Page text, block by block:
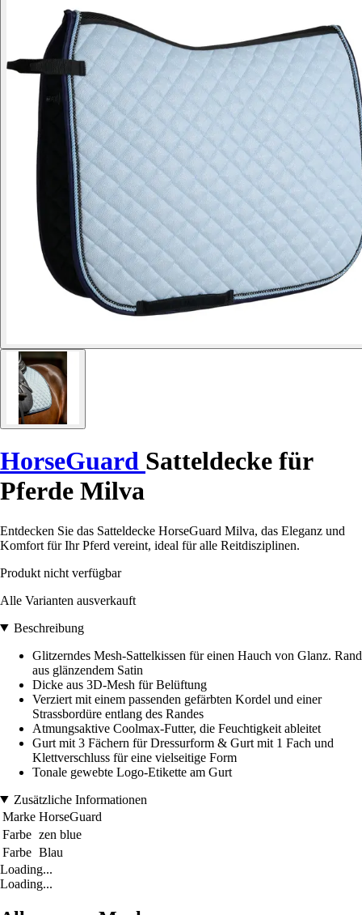
HorseGuard Satteldecke für
Pferde Milva
Entdecken Sie das Satteldecke HorseGuard Milva, das Eleganz und
Komfort für Ihr Pferd vereint, ideal für alle Reitdisziplinen.
Produkt nicht verfügbar
Alle Varianten ausverkauft
Beschreibung
Glitzerndes Mesh-Sattelkissen für einen Hauch von Glanz. Rand
aus glänzendem Satin
Dicke aus 3D-Mesh für Belüftung
Verziert mit einem passenden gefärbten Kordel und einer
Strassbordüre entlang des Randes
Atmungsaktive Coolmax-Futter, die Feuchtigkeit ableitet
Gurt mit 3 Fächern für Dressurform & Gurt mit 1 Fach und
Klettverschluss für eine vielseitige Form
Tonale gewebte Logo-Etikette am Gurt
Zusätzliche Informationen
Marke HorseGuard
Farbe zen blue
Farbe Blau
Loading...
Loading...